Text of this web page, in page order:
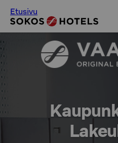
Etusivu